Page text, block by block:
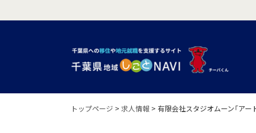
トップページ > 求人情報 > 有限会社スタジオムーン「ア